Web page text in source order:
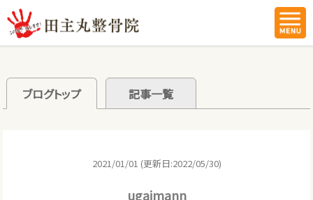
ブログトップ 記事一覧
2021/01/01 (更新日:2022/05/30)
ugaimann